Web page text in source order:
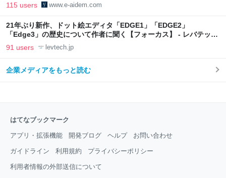
115 users www.e-aidem.com
21年ぶり新作、ドット絵エディタ「EDGE1」「EDGE2」
「Edge3」の歴史について作者に聞く【フォーカス】 - レバテック
LAB
91 users levtech.jp
企業メディアをもっと読む
はてなブックマーク
アプリ・拡張機能 開発ブログ ヘルプ お問い合わせ
ガイドライン 利用規約 プライバシーポリシー
利用者情報の外部送信について